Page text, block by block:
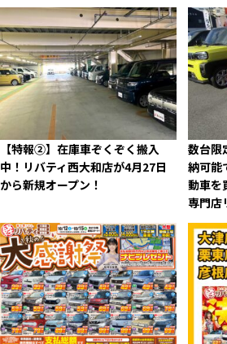
【特報②】在庫車ぞくぞく搬入
中！リバティ西大和店が4月27日
から新規オープン！
数台限
納可能
動車を
専門店